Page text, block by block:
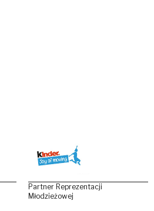
Partner Reprezentacji
Młodzieżowej